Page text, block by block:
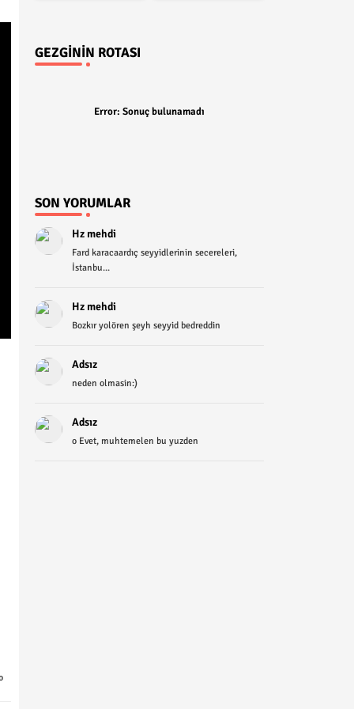
GEZGININ ROTASI
Error: Sonuç bulunamadı
SON YORUMLAR
Hz mehdi
Fard karacaardıç seyyidlerinin secereleri,
İstanbu...
Hz mehdi
Bozkır yolören şeyh seyyid bedreddin
Adsız
neden olmasin:)
Adsız
o Evet, muhtemelen bu yuzden